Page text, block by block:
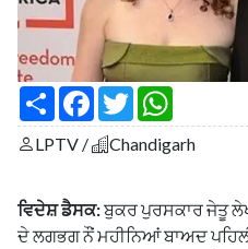
S
a
r
F
c
e
o
k
T
w
i
t
r
a
t
p
p
LPTV / Chandigarh
ਵਿਦੇਸ਼ ਡੈਸਕ:ਬੁਕਰ ਪੁਰਸਕਾਰ ਜੇਤੂ
ਦੇ ਲਗਭਗ ਨੌਂ ਮਹੀਨਿਆਂ ਬਾਅਦ